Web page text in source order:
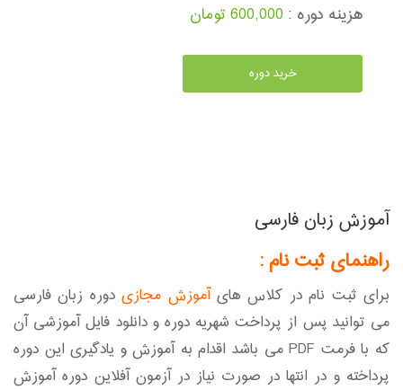
هزینه دوره : 600,000 تومان
خرید دوره
آموزش زبان فارسی
راهنمای ثبت نام :
برای ثبت نام در کلاس هایآموزش مجازیدوره زبان فارسی
می توانید پس از پرداخت شهریه دوره و دانلود فایل آموزشی آن
که با فرمت PDF می باشد اقدام به آموزش و یادگیری این دوره
پرداخته و در انتها در صورت نیاز در آزمون آفلاین دوره آموزش